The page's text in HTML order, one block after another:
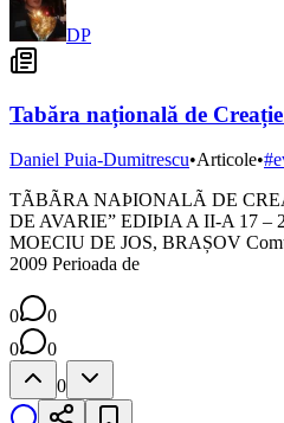
DP
Tabăra națională de
Daniel Puia-Dumitrescu•Articole•#
TÃBÃRA NAÞIONALÃ DE
DE AVARIE” EDIÞIA A II-A 17 –
MOECIU DE JOS, BRAȘOV
2009 Perioada de
0
0
0
0
0